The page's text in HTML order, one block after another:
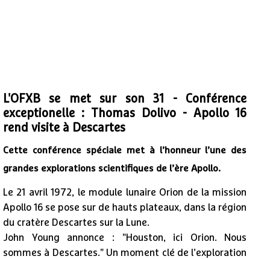
L'OFXB se met sur son 31 - Conférence
exceptionelle : Thomas Dolivo - Apollo 16
rend visite à Descartes
Cette conférence spéciale met à l’honneur l’une des
grandes explorations scientifiques de l’ère Apollo.
Le 21 avril 1972, le module lunaire Orion de la mission
Apollo 16 se pose sur de hauts plateaux, dans la région
du cratère Descartes sur la Lune.
John Young annonce : "Houston, ici Orion. Nous
sommes à Descartes." Un moment clé de l’exploration